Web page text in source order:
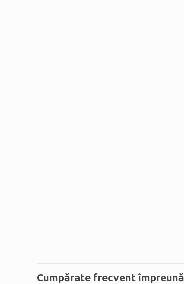
Cumpărate frecvent împreună